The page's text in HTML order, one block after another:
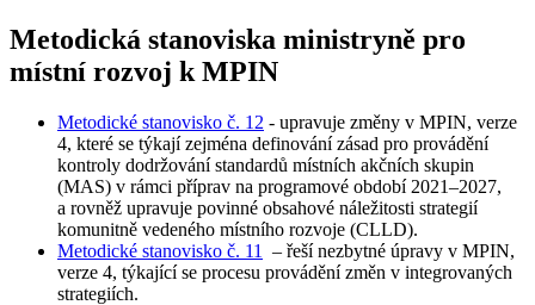
Metodická stanoviska ministryně pro
místní rozvoj k MPIN
Metodické stanovisko č. 12 - upravuje změny v MPIN, verze
4, které se týkají zejména definování zásad pro provádění
kontroly dodržování standardů místních akčních skupin
(MAS) v rámci příprav na programové období 2021–2027,
a rovněž upravuje povinné obsahové náležitosti strategií
komunitně vedeného místního rozvoje (CLLD).
Metodické stanovisko č. 11
– řeší nezbytné úpravy v MPIN,
verze 4, týkající se procesu provádění změn v integrovaných
strategiích.